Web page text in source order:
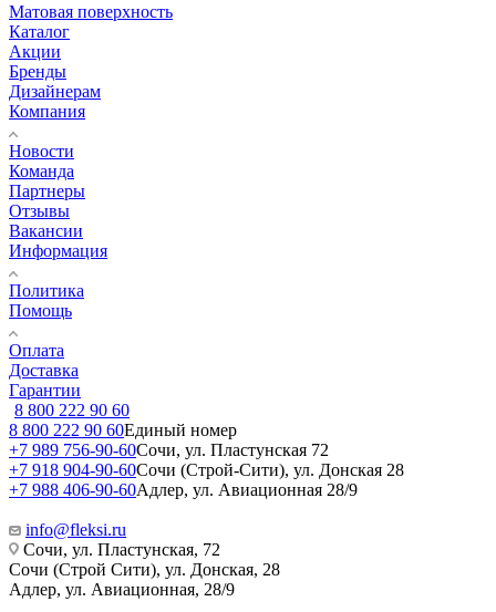
Матовая поверхность
Каталог
Акции
Бренды
Дизайнерам
Компания
Новости
Команда
Партнеры
Отзывы
Вакансии
Информация
Политика
Помощь
Оплата
Доставка
Гарантии
8 800 222 90 60
8 800 222 90 60Единый номер
+7 989 756-90-60Сочи, ул. Пластунская 72
+7 918 904-90-60Сочи (Строй-Сити), ул. Донская 28
+7 988 406-90-60Адлер, ул. Авиационная 28/9
info@fleksi.ru
Сочи, ул. Пластунская, 72
Сочи (Строй Сити), ул. Донская, 28
Адлер, ул. Авиационная, 28/9